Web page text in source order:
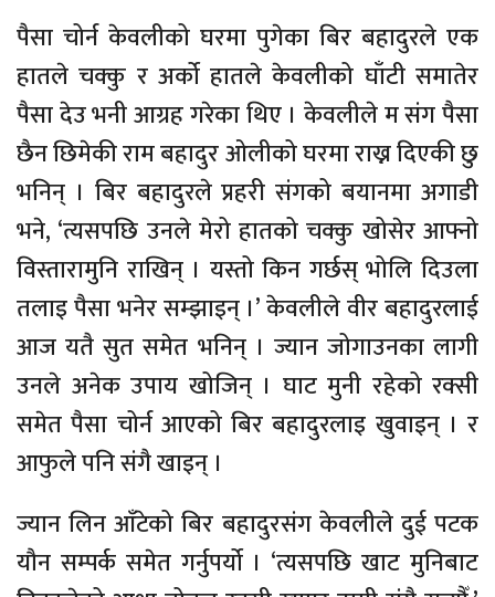
पैसा चोर्न केवलीको घरमा पुगेका बिर बहादुरले एक
हातले चक्कु र अर्को हातले केवलीको घाँटी समातेर
पैसा देउ भनी आग्रह गरेका थिए । केवलीले म संग पैसा
छैन छिमेकी राम बहादुर ओलीको घरमा राख्न दिएकी छु
भनिन् । बिर बहादुरले प्रहरी संगको बयानमा अगाडी
भने, ‘त्यसपछि उनले मेरो हातको चक्कु खोसेर आफ्नो
विस्तारामुनि राखिन् । यस्तो किन गर्छस् भोलि दिउला
तलाइ पैसा भनेर सम्झाइन् ।’ केवलीले वीर बहादुरलाई
आज यतै सुत समेत भनिन् । ज्यान जोगाउनका लागी
उनले अनेक उपाय खोजिन् । घाट मुनी रहेको रक्सी
समेत पैसा चोर्न आएको बिर बहादुरलाइ खुवाइन् । र
आफुले पनि संगै खाइन् ।
ज्यान लिन आँटेको बिर बहादुरसंग केवलीले दुई पटक
यौन सम्पर्क समेत गर्नुपर्यो । ‘त्यसपछि खाट मुनिबाट